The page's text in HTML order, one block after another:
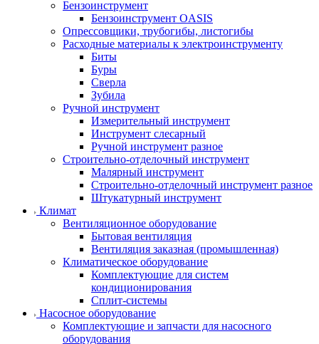
Бензоинструмент
Бензоинструмент OASIS
Опрессовщики, трубогибы, листогибы
Расходные материалы к электроинструменту
Биты
Буры
Сверла
Зубила
Ручной инструмент
Измерительный инструмент
Инструмент слесарный
Ручной инструмент разное
Строительно-отделочный инструмент
Малярный инструмент
Строительно-отделочный инструмент разное
Штукатурный инструмент
Климат
Вентиляционное оборудование
Бытовая вентиляция
Вентиляция заказная (промышленная)
Климатическое оборудование
Комплектующие для систем
кондиционирования
Сплит-системы
Насосное оборудование
Комплектующие и запчасти для насосного
оборудования